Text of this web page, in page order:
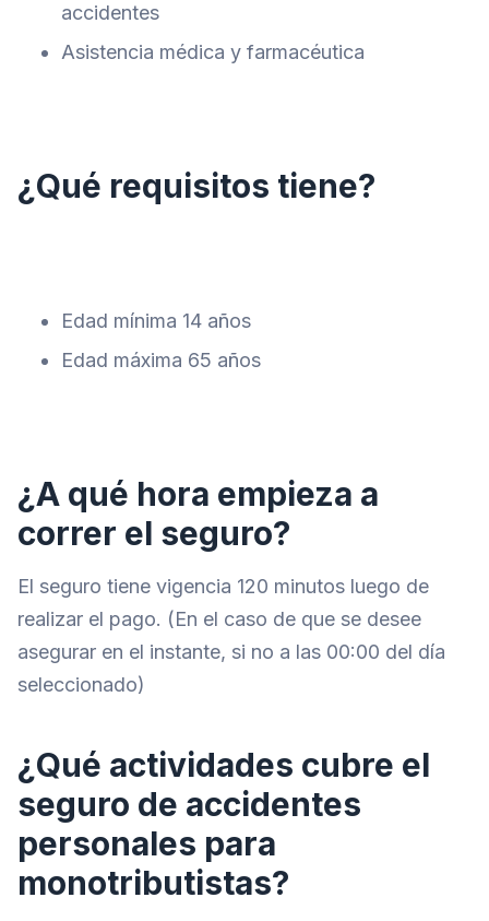
accidentes
Asistencia médica y farmacéutica
¿Qué requisitos tiene?
Edad mínima 14 años
Edad máxima 65 años
¿A qué hora empieza a
correr el seguro?
El seguro tiene vigencia 120 minutos luego de
realizar el pago. (En el caso de que se desee
asegurar en el instante, si no a las 00:00 del día
seleccionado)
¿Qué actividades cubre el
seguro de accidentes
personales para
monotributistas?